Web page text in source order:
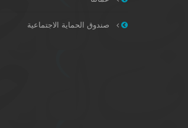
صندوق الحماية الاجتماعية